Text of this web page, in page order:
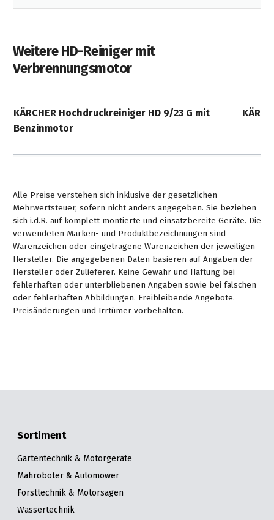
Weitere HD-Reiniger mit
Verbrennungsmotor
KÄRCHER Hochdruckreiniger HD 9/23 G mit
Benzinmotor
Alle Preise verstehen sich inklusive der gesetzlichen
Mehrwertsteuer, sofern nicht anders angegeben. Sie beziehen
sich i.d.R. auf komplett montierte und einsatzbereite Geräte. Die
verwendeten Marken- und Produktbezeichnungen sind
Warenzeichen oder eingetragene Warenzeichen der jeweiligen
Hersteller. Die angegebenen Daten basieren auf Angaben der
Hersteller oder Zulieferer. Keine Gewähr und Haftung bei
fehlerhaften oder unterbliebenen Angaben sowie bei falschen
oder fehlerhaften Abbildungen. Freibleibende Angebote.
Preisänderungen und Irrtümer vorbehalten.
Sortiment
Gartentechnik & Motorgeräte
Mähroboter & Automower
Forsttechnik & Motorsägen
Wassertechnik